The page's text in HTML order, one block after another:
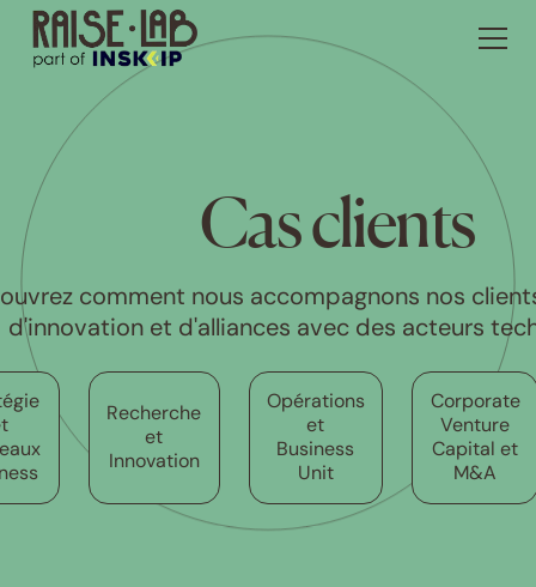
Cas clients
comment nous accompagnons nos
d'innovation et d'alliances avec des acteurs
Recherche
et
Innovation
Opérations
et
Business
Unit
Corporate
Venture
Capital et
M&A